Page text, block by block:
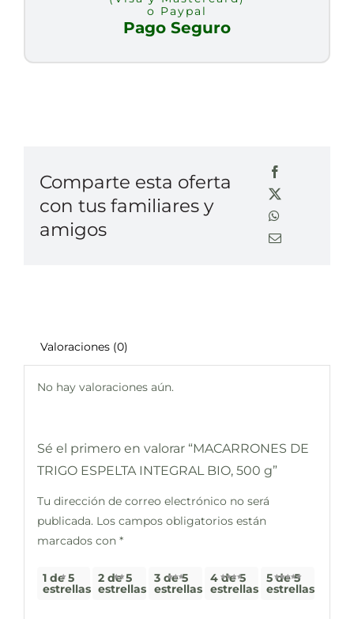
o Paypal
Pago Seguro
Comparte esta oferta
con tus familiares y
amigos
Valoraciones (0)
No hay valoraciones aún.
Sé el primero en valorar “MACARRONES DE
TRIGO ESPELTA INTEGRAL BIO, 500 g”
Tu dirección de correo electrónico no será
publicada. Los campos obligatorios están
marcados con *
1 de 5
estrellas
2 de 5
estrellas
3 de 5
estrellas
4 de 5
estrellas
5 de 5
estrellas